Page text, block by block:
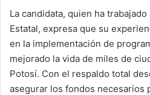
La candidata, quien ha
Estatal, expresa que su
en la implementación de
mejorado la vida de miles de
Potosí. Con el respaldo total
asegurar los fondos necesarios